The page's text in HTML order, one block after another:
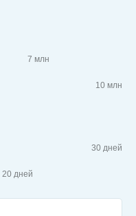
7 млн
10 млн
20 дней
30 дней